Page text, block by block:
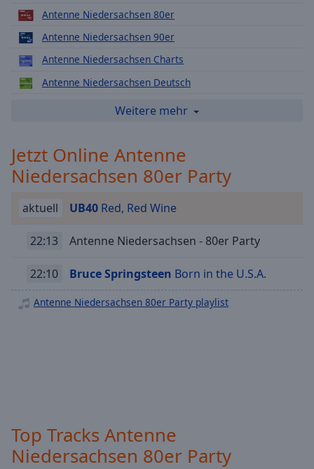
Descriptions
descriptions
off
selected
settings,
opens
settings
subtitles
selected
Track
modal
window.
Antenne Niedersachsen 80er
Antenne Niedersachsen 90er
Antenne Niedersachsen Charts
Antenne Niedersachsen Deutsch
Antenne Niedersachsen X-Mas
Antenne Niedersachsen Relax
Antenne Niedersachsen Rock
Antenne Niedersachsen - First Skippable Antenne Radiostream
Antenne Niedersachsen 70er
Antenne Niedersachsen Schützenfest Hits
Weitere mehr
Jetzt Online Antenne
Niedersachsen 80er Party
aktuell UB40 Red, Red Wine
22:13 Antenne Niedersachsen - 80er Party
22:10 Bruce Springsteen Born in the U.S.A.
Antenne Niedersachsen 80er Party playlist
Top Tracks Antenne
Niedersachsen 80er Party